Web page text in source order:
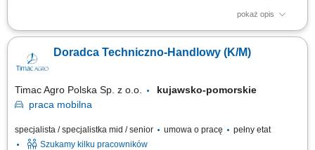
pokaż opis
Opis stanowiska: rozwijanie sprzedaży poprzez aktywne działania w
oraz proponowanie dopasowanych rozwiązań, prowadzenie prezentacji i
negocjacji handlowych, utrzymywanie trwałych relacji i dbanie o wysoki
Doradca Techniczno-Handlowy (K/M)
Timac Agro Polska Sp. z o.o.
kujawsko-pomorskie
praca mobilna
specjalista / specjalistka mid / senior umowa o pracę
pełny etat
Szukamy kilku pracowników